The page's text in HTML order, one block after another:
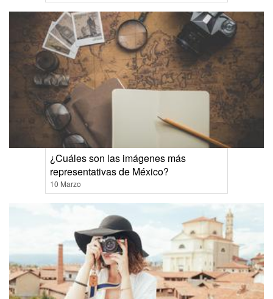
¿Cuáles son las imágenes más
representativas de México?
10 Marzo